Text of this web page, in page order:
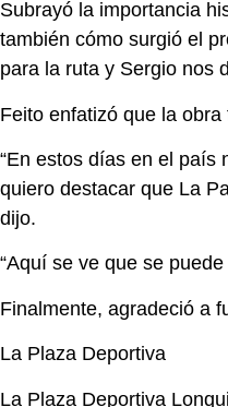
Subrayó la importancia
también cómo surgió el
para la ruta y Sergio nos
Feito enfatizó que la
“En estos días en el país
quiero destacar que La
dijo.
“Aquí se ve que se
Finalmente, agradeció a
La Plaza Deportiva
La Plaza Deportiva